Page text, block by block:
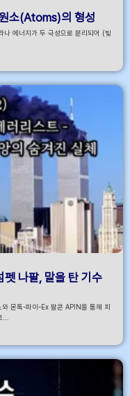
소(Atoms)의 형성
나 에너지가 두 극성으로 분리되어 (빛
나팔, 말을 탄 기수
몬톡-파이-Ex 팔콘 APIN을 통해 피